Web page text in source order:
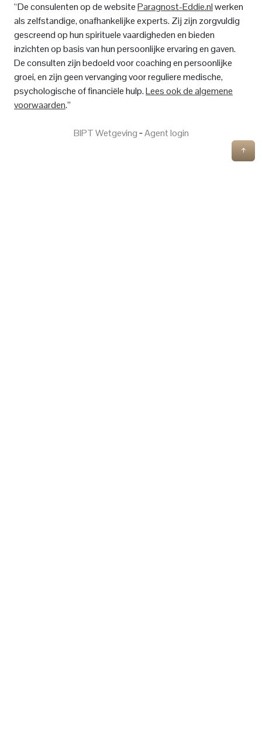
“De consulenten op de websiteParagnost-Eddie.nlwerken
als zelfstandige, onafhankelijke experts. Zij zijn zorgvuldig
gescreend op hun spirituele vaardigheden en bieden
inzichten op basis van hun persoonlijke ervaring en gaven.
De consulten zijn bedoeld voor coaching en persoonlijke
groei, en zijn geen vervanging voor reguliere medische,
psychologische of financiële hulp.Lees ook de algemene
voorwaarden.”
BIPT Wetgeving‐Agent login